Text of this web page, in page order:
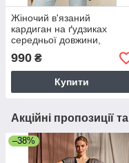
Жіночий в'язаний
кардиган на ґудзиках
середньої довжини,
чорний колір. Модель 230
990 ₴
Купити
Акційні пропозиції
–38%